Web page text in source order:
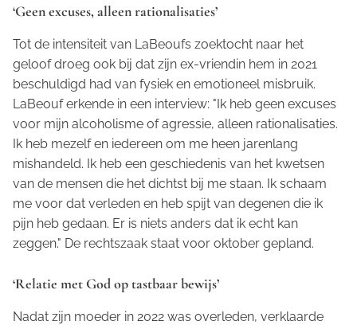
‘Geen excuses, alleen rationalisaties’
Tot de intensiteit van LaBeoufs zoektocht naar het
geloof droeg ook bij dat zijn ex-vriendin hem in 2021
beschuldigd had van fysiek en emotioneel misbruik.
LaBeouf erkende in een interview: "Ik heb geen excuses
voor mijn alcoholisme of agressie, alleen rationalisaties.
Ik heb mezelf en iedereen om me heen jarenlang
mishandeld. Ik heb een geschiedenis van het kwetsen
van de mensen die het dichtst bij me staan. Ik schaam
me voor dat verleden en heb spijt van degenen die ik
pijn heb gedaan. Er is niets anders dat ik echt kan
zeggen." De rechtszaak staat voor oktober gepland.
‘Relatie met God op tastbaar bewijs’
Nadat zijn moeder in 2022 was overleden, verklaarde